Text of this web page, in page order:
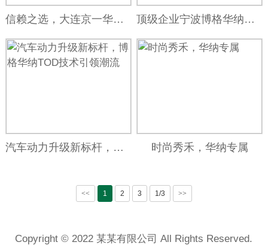
信赖之选，大连京一华纳科技实力见证！ 顶级企业宁波博格华纳招聘，司机职位抢手速来！
汽车动力升级新标杆，博格华纳TOD技术引领潮流 时尚秀禾，华纳专属
<< 1 2 3 1/3 >>
Copyright © 2022 某某有限公司 All Rights Reserved.